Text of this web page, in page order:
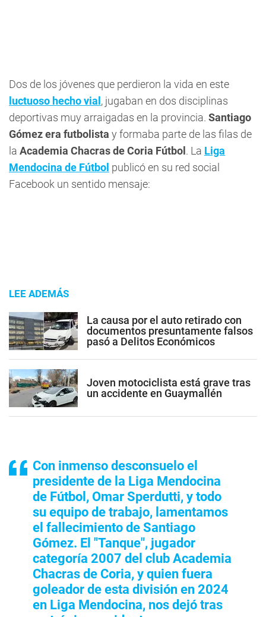
Dos de los jóvenes que perdieron la vida en este
luctuoso hecho vial , jugaban en dos disciplinas
deportivas muy arraigadas en la provincia. Santiago
Gómez era futbolista y formaba parte de las filas de
la Academia Chacras de Coria Fútbol . La Liga
Mendocina de Fútbol publicó en su red social
Facebook un sentido mensaje:
LEE ADEMÁS
La causa por el auto retirado con
documentos presuntamente falsos
pasó a Delitos Económicos
Joven motociclista está grave tras
un accidente en Guaymallén
Con inmenso desconsuelo el
presidente de la Liga Mendocina
de Fútbol, Omar Sperdutti, y todo
su equipo de trabajo, lamentamos
el fallecimiento de Santiago
Gómez. El "Tanque", jugador
categoría 2007 del club Academia
Chacras de Coria, y quien fuera
goleador de esta división en 2024
en Liga Mendocina, nos dejó tras